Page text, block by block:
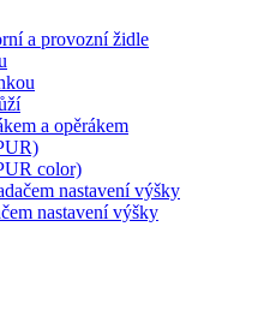
a provozní židle
a opěrákem
color)
nastavení výšky
nastavení výšky